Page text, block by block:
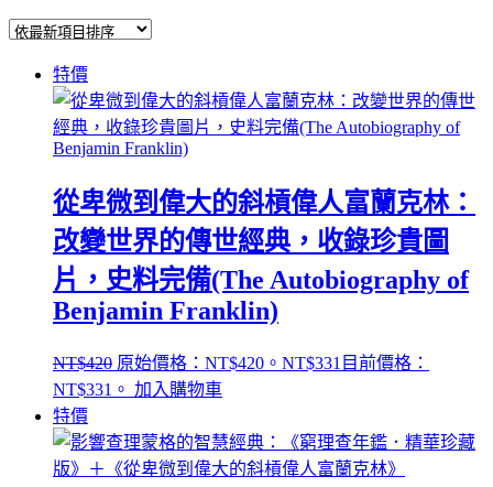
特價
從卑微到偉大的斜槓偉人富蘭克林：
改變世界的傳世經典，收錄珍貴圖
片，史料完備(The Autobiography of
Benjamin Franklin)
NT$420 原始價格：NT$420。 NT$331 目前價格：
NT$331。 加入購物車
特價